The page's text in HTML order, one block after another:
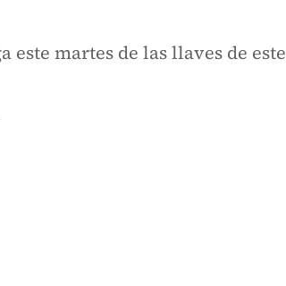
martes de las llaves de este